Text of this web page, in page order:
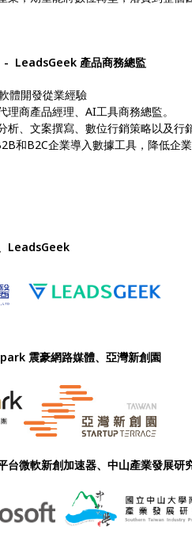
- LeadsGeek 產品商務總監
體開發從業經驗
理商產品經理、AI工具商務總監。
析、文案撰寫、數位行銷策略以及行
和B2C企業導入數據工具，降低企業
LeadsGeek
震豪網路媒體、亞灣新創園
台微軟新創加速器、中山產業發展研